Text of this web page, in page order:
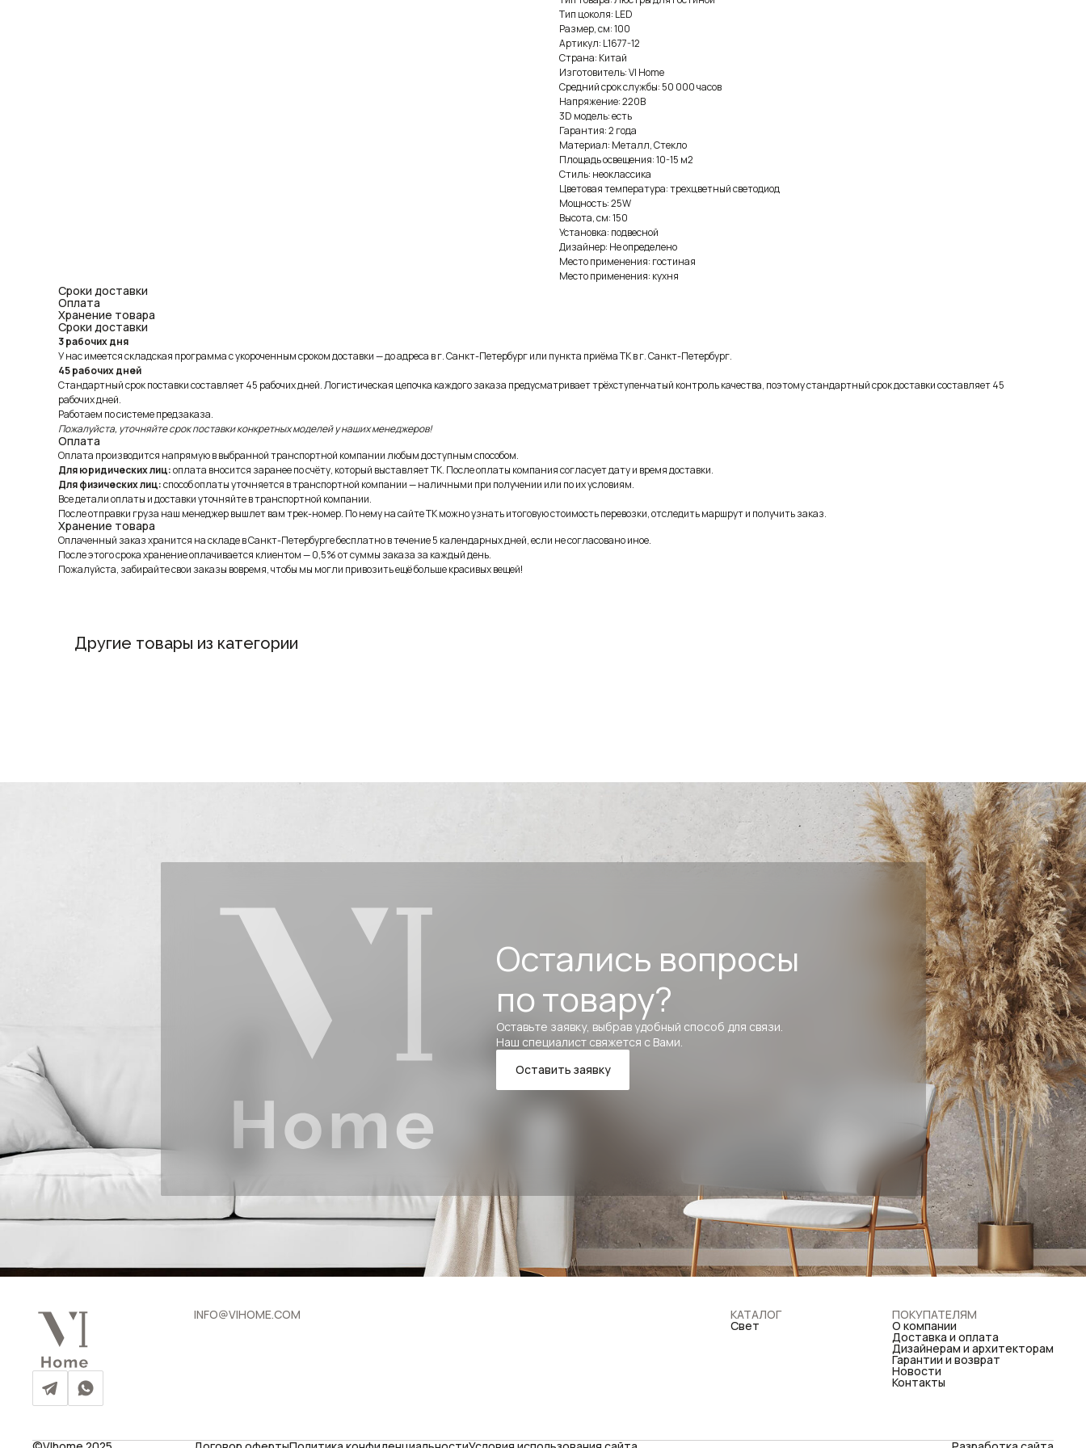
Тип цоколя: LED
Размер, см: 100
Артикул: L1677-12
Страна: Китай
Изготовитель: VI Home
Средний срок службы: 50 000 часов
Напряжение: 220В
3D модель: есть
Гарантия: 2 года
Материал: Металл, Стекло
Площадь освещения: 10-15 м2
Стиль: неоклассика
Цветовая температура: трехцветный светодиод
Мощность: 25W
Высота, см: 150
Установка: подвесной
Дизайнер: Не определено
Место применения: гостиная
Место применения: кухня
Сроки доставки
Оплата
Хранение товара
Сроки доставки
3 рабочих дня
У нас имеется складская программа с укороченным сроком доставки — до адреса в г. Санкт-Петербург или пункта приёма ТК в г. Санкт-Петербург.
45 рабочих дней
Стандартный срок поставки составляет 45 рабочих дней. Логистическая цепочка каждого заказа предусматривает трёхступенчатый контроль качества, поэтому стандартный срок доставки составляет 45
рабочих дней.
Работаем по системе предзаказа.
Пожалуйста, уточняйте срок поставки конкретных моделей у наших менеджеров!
Оплата
Оплата производится напрямую в выбранной транспортной компании любым доступным способом.
Для юридических лиц:оплата вносится заранее по счёту, который выставляет ТК. После оплаты компания согласует дату и время доставки.
Для физических лиц:способ оплаты уточняется в транспортной компании — наличными при получении или по их условиям.
Все детали оплаты и доставки уточняйте в транспортной компании.
После отправки груза наш менеджер вышлет вам трек-номер. По нему на сайте ТК можно узнать итоговую стоимость перевозки, отследить маршрут и получить заказ.
Хранение товара
Оплаченный заказ хранится на складе в Санкт-Петербурге бесплатно в течение 5 календарных дней, если не согласовано иное.
После этого срока хранение оплачивается клиентом — 0,5% от суммы заказа за каждый день.
Пожалуйста, забирайте свои заказы вовремя, чтобы мы могли привозить ещё больше красивых вещей!
Другие товары из категории
Остались вопросы
по товару?
Оставьте заявку, выбрав удобный способ для связи.
Наш специалист свяжется с Вами.
Оставить заявку
INFO@VIHOME.COM КАТАЛОГ
Свет
ПОКУПАТЕЛЯМ
О компании
Доставка и оплата
Дизайнерам и архитекторам
Гарантии и возврат
Новости
Контакты